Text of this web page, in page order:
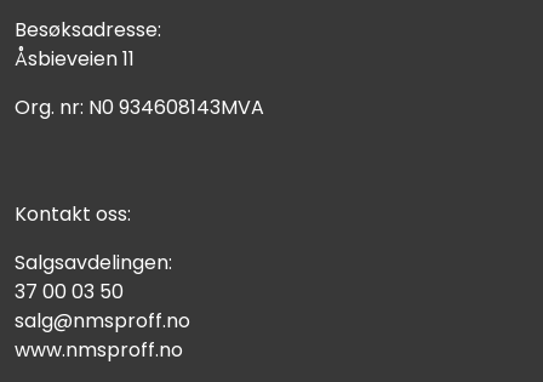
Besøksadresse:
Åsbieveien 11
Org. nr: N0 934608143MVA
Kontakt oss:
Salgsavdelingen:
37 00 03 50
salg@nmsproff.no
www.nmsproff.no